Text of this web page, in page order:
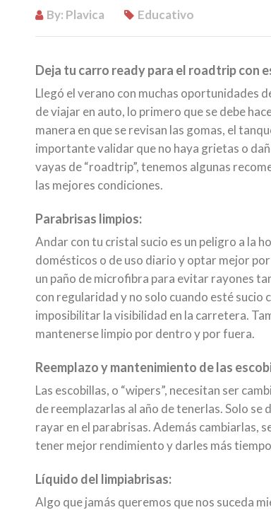
By: Plavica Educativo
Deja tu carro ready para el roadtrip con
Llegó el verano con muchas oportunidades
de viajar en auto, lo primero que se debe
manera en que se revisan las gomas, el
importante validar que no haya grietas o
vayas de “roadtrip”, tenemos algunas
las mejores condiciones.
Parabrisas limpios:
Andar con tu cristal sucio es un peligro a la
domésticos o de uso diario y optar mejor
un paño de microfibra para evitar rayones
con regularidad y no solo cuando esté sucio
imposibilitar la visibilidad en la carretera.
mantenerse limpio por dentro y por fuera.
Reemplazo y mantenimiento de las
Las escobillas, o “wipers”, necesitan ser
de reemplazarlas al año de tenerlas. Solo
rayar en el parabrisas. Además cambiarlas,
tener mejor rendimiento y darles más
Líquido del limpiabrisas:
Algo que jamás queremos que nos suceda